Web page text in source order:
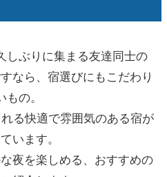
しぶりに集まる友達同士の
なら、宿選びにもこだわり
もの。
る快適で雰囲気のある宿が
います。
夜を楽しめる、おすすめの